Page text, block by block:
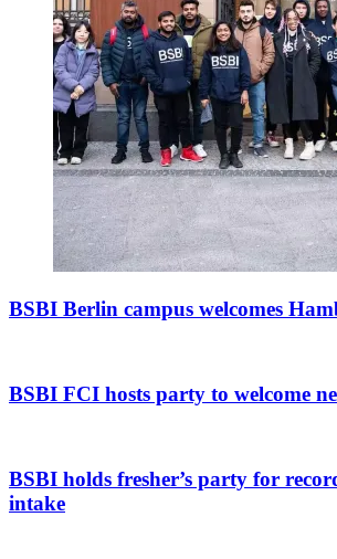
BSBI Berlin campus welcomes
BSBI FCI hosts party to welcome
BSBI holds fresher’s party for
intake